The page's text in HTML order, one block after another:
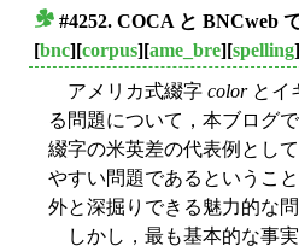
#4252. COCA と BNCweb
[bnc][corpus][ame_bre][spelling]
アメリカ式綴字 colorとイ
る問題について，本ブログ
綴字の米英差の代表例とし
やすい問題であるというこ
外と深掘りできる魅力的な
しかし，最も基本的な事